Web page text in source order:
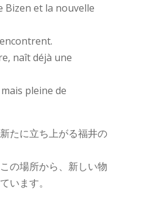
Bizen et la nouvelle
naît déjà une
pleine de
たに立ち上がる福井の
の場所から、新しい物
います。